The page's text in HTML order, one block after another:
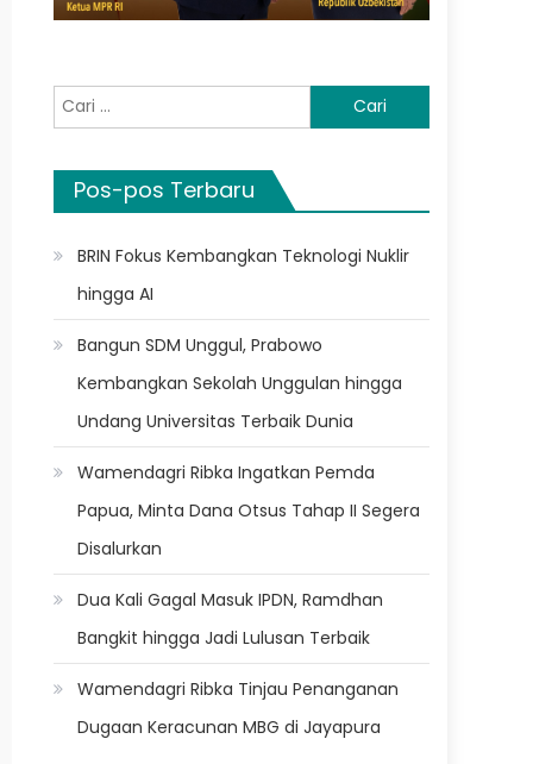
Cari
untuk:
Pos-pos Terbaru
BRIN Fokus Kembangkan Teknologi Nuklir
hingga AI
Bangun SDM Unggul, Prabowo
Kembangkan Sekolah Unggulan hingga
Undang Universitas Terbaik Dunia
Wamendagri Ribka Ingatkan Pemda
Papua, Minta Dana Otsus Tahap II Segera
Disalurkan
Dua Kali Gagal Masuk IPDN, Ramdhan
Bangkit hingga Jadi Lulusan Terbaik
Wamendagri Ribka Tinjau Penanganan
Dugaan Keracunan MBG di Jayapura